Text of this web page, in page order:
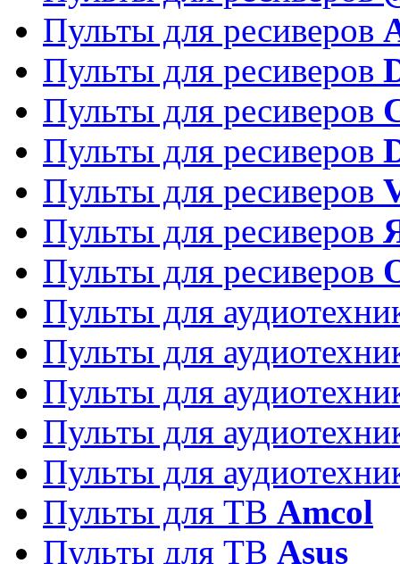
Пульты для ресиверов
Пульты для ресиверов
Пульты для ресиверов
Пульты для ресиверов
Пульты для ресиверов
Пульты для ресиверов
Пульты для ресиверов
Пульты для
Пульты для
Пульты для
Пульты для
Пульты для
Пульты для ТВ Amcol
Пульты для ТВ Asus